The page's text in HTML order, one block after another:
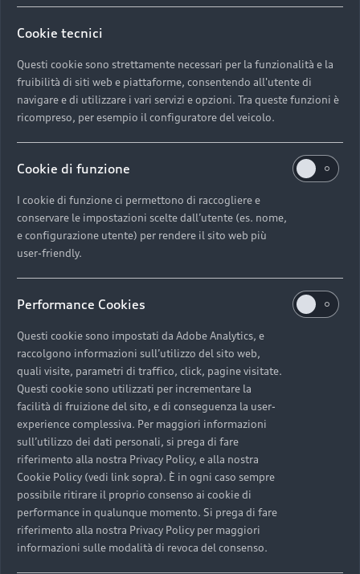
Cookie tecnici
Questi cookie sono strettamente necessari per la funzionalità e la
fruibilità di siti web e piattaforme, consentendo all'utente di
navigare e di utilizzare i vari servizi e opzioni. Tra queste funzioni è
ricompreso, per esempio il configuratore del veicolo.
Cookie di funzione
I cookie di funzione ci permettono di raccogliere e
conservare le impostazioni scelte dall’utente (es. nome,
e configurazione utente) per rendere il sito web più
user-friendly.
Performance Cookies
Questi cookie sono impostati da Adobe Analytics, e
raccolgono informazioni sull’utilizzo del sito web,
quali visite, parametri di traffico, click, pagine visitate.
Questi cookie sono utilizzati per incrementare la
facilità di fruizione del sito, e di conseguenza la user-
experience complessiva. Per maggiori informazioni
sull’utilizzo dei dati personali, si prega di fare
riferimento alla nostra Privacy Policy, e alla nostra
Cookie Policy (vedi link sopra). È in ogni caso sempre
possibile ritirare il proprio consenso ai cookie di
performance in qualunque momento. Si prega di fare
riferimento alla nostra Privacy Policy per maggiori
informazioni sulle modalità di revoca del consenso.
Piani di manutenzione Audi.
Scopri di più